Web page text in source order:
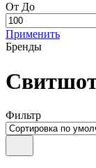
От До
Применить
Бренды
Фильтр